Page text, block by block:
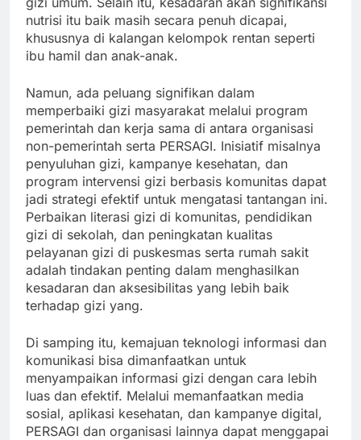
nutrisi itu baik masih secara penuh dicapai,
khususnya di kalangan kelompok rentan seperti
ibu hamil dan anak-anak.
Namun, ada peluang signifikan dalam
memperbaiki gizi masyarakat melalui program
pemerintah dan kerja sama di antara organisasi
non-pemerintah serta PERSAGI. Inisiatif misalnya
penyuluhan gizi, kampanye kesehatan, dan
program intervensi gizi berbasis komunitas dapat
jadi strategi efektif untuk mengatasi tantangan ini.
Perbaikan literasi gizi di komunitas, pendidikan
gizi di sekolah, dan peningkatan kualitas
pelayanan gizi di puskesmas serta rumah sakit
adalah tindakan penting dalam menghasilkan
kesadaran dan aksesibilitas yang lebih baik
terhadap gizi yang.
Di samping itu, kemajuan teknologi informasi dan
komunikasi bisa dimanfaatkan untuk
menyampaikan informasi gizi dengan cara lebih
luas dan efektif. Melalui memanfaatkan media
sosial, aplikasi kesehatan, dan kampanye digital,
PERSAGI dan organisasi lainnya dapat menggapai